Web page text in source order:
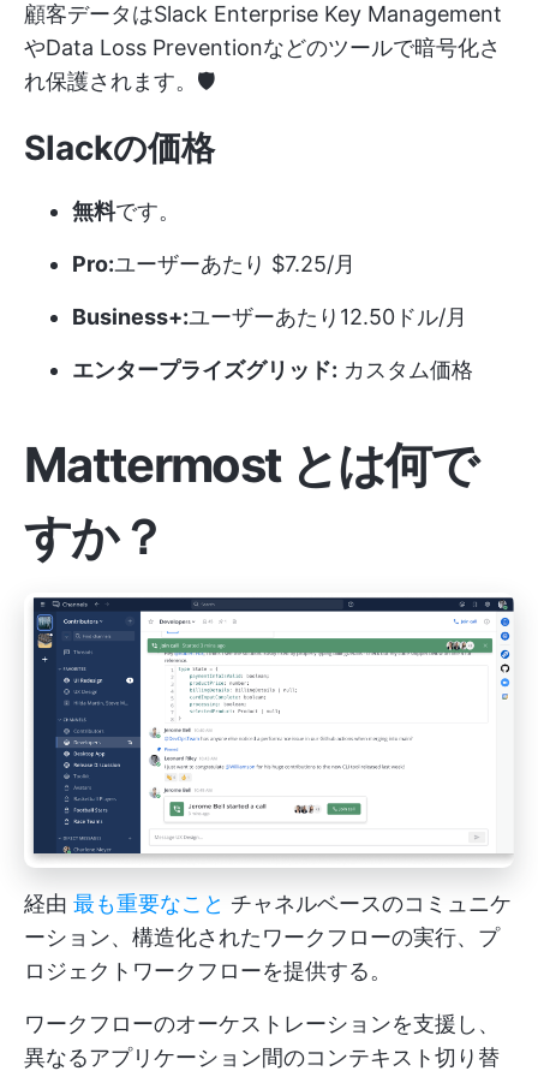
顧客データはSlack Enterprise Key Management
やData Loss Preventionなどのツールで暗号化さ
れ保護されます。🛡️
Slackの価格
無料です。
Pro:ユーザーあたり $7.25/月
Business+:ユーザーあたり12.50ドル/月
エンタープライズグリッド: カスタム価格
Mattermost とは何で
すか？
経由 最も重要なこと チャネルベースのコミュニケ
ーション、構造化されたワークフローの実行、プ
ロジェクトワークフローを提供する。
ワークフローのオーケストレーションを支援し、
異なるアプリケーション間のコンテキスト切り替